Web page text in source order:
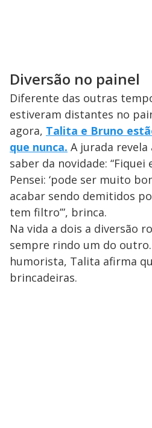
Diversão no painel
Diferente das outras
estiveram distantes no
agora, Talita e Bruno
que nunca. A jurada revela
saber da novidade:
Pensei: ‘pode ser muito
acabar sendo demitidos
tem filtro’”, brinca.
Na vida a dois a diversão
sempre rindo um do
humorista, Talita afirma
brincadeiras.